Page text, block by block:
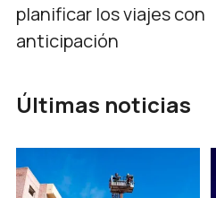
planificar los viajes con
anticipación
Últimas noticias